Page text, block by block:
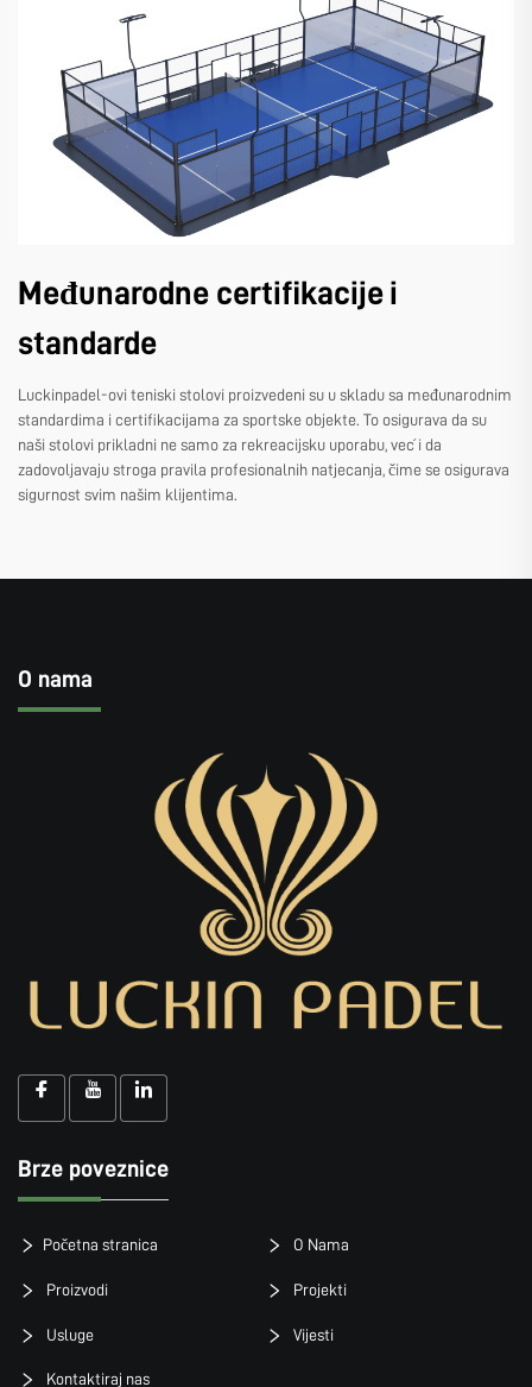
Međunarodne certifikacije i
standarde
Luckinpadel-ovi teniski stolovi proizvedeni su u skladu sa međunarodnim
standardima i certifikacijama za sportske objekte. To osigurava da su
naši stolovi prikladni ne samo za rekreacijsku uporabu, već i da
zadovoljavaju stroga pravila profesionalnih natjecanja, čime se osigurava
sigurnost svim našim klijentima.
O nama
Brze poveznice
Početna stranica O Nama
Proizvodi Projekti
Usluge Vijesti
Kontaktiraj nas